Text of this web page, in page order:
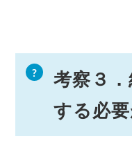
考察３
する必